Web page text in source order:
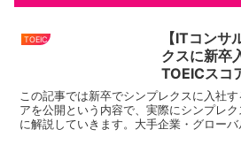
TOEIC
【ITコンサ
クスに新卒
TOEICスコ
この記事では新卒でシンプレクスに入社
アを公開という内容で、実際にシンプレ
に解説していきます。大手企業・グロー